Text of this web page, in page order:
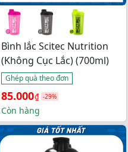
Bình lắc Scitec Nutrition
(Không Cục Lắc) (700ml)
Ghép quà theo đơn
Giá
gốc
là:
120.000₫.
85.000₫
Giá
hiện
tại
là:
-29%
Còn hàng